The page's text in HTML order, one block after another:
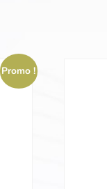
Promo !